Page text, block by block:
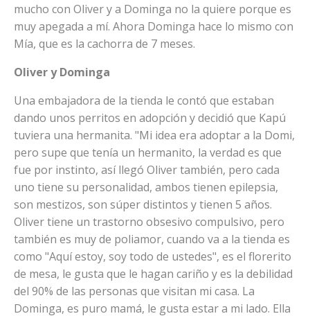
mucho con Oliver y a Dominga no la quiere porque es
muy apegada a mí. Ahora Dominga hace lo mismo con
Mía, que es la cachorra de 7 meses.
Oliver y Dominga
Una embajadora de la tienda le contó que estaban
dando unos perritos en adopción y decidió que Kapú
tuviera una hermanita. "Mi idea era adoptar a la Domi,
pero supe que tenía un hermanito, la verdad es que
fue por instinto, así llegó Oliver también, pero cada
uno tiene su personalidad, ambos tienen epilepsia,
son mestizos, son súper distintos y tienen 5 años.
Oliver tiene un trastorno obsesivo compulsivo, pero
también es muy de poliamor, cuando va a la tienda es
como "Aquí estoy, soy todo de ustedes", es el florerito
de mesa, le gusta que le hagan cariño y es la debilidad
del 90% de las personas que visitan mi casa. La
Dominga, es puro mamá, le gusta estar a mi lado. Ella